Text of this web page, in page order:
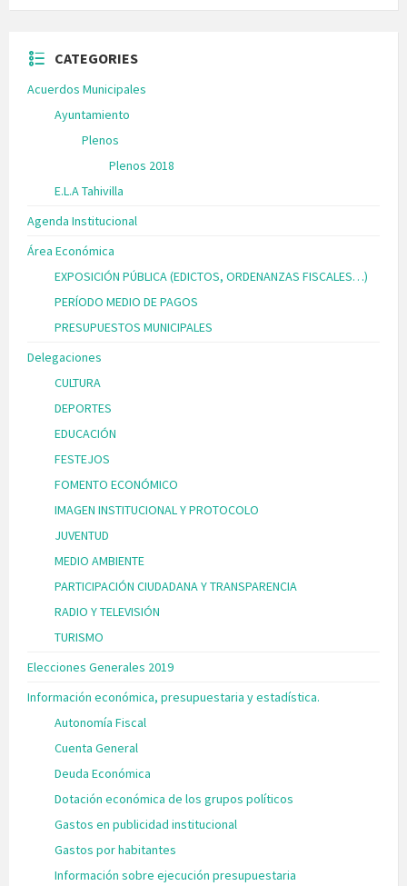
CATEGORIES
Acuerdos Municipales
Ayuntamiento
Plenos
Plenos 2018
E.L.A Tahivilla
Agenda Institucional
Área Económica
EXPOSICIÓN PÚBLICA (EDICTOS, ORDENANZAS FISCALES…)
PERÍODO MEDIO DE PAGOS
PRESUPUESTOS MUNICIPALES
Delegaciones
CULTURA
DEPORTES
EDUCACIÓN
FESTEJOS
FOMENTO ECONÓMICO
IMAGEN INSTITUCIONAL Y PROTOCOLO
JUVENTUD
MEDIO AMBIENTE
PARTICIPACIÓN CIUDADANA Y TRANSPARENCIA
RADIO Y TELEVISIÓN
TURISMO
Elecciones Generales 2019
Información económica, presupuestaria y estadística.
Autonomía Fiscal
Cuenta General
Deuda Económica
Dotación económica de los grupos políticos
Gastos en publicidad institucional
Gastos por habitantes
Información sobre ejecución presupuestaria